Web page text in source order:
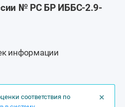
№ РС БР ИББС-2.9-
информации
×
соответствия по